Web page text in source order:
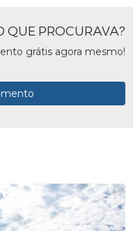
QUE PROCURAVA?
grátis agora mesmo!